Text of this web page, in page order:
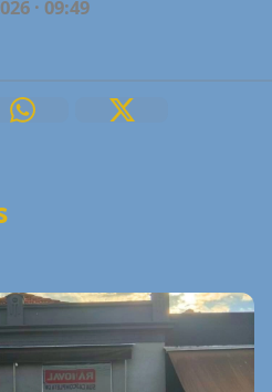
· 09:49